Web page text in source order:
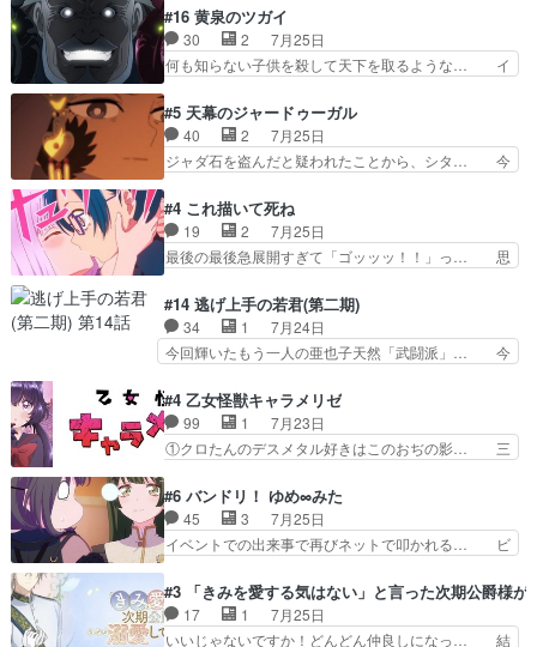
ッコロで始まってちょっ… バカおもろいやん
www実質まどマギやんけ… しかも実質的にエク
レールが倒したビルであ…
の花嫁は一見すると甘い夢、理想の天国… 玲夜さ
んのご両親の登場ですこの世に数多い… 玲夜のお
父さんが石田彰だったことに驚きを… 主人公自分
の立場わかって無さすぎやしまた… ヨミツガと
子にも優しいし可愛いしこの… ユキノさんから玲
夜の父親の話で、そのイメ… あやかしの頂点に立
つ鬼龍院家の現当主が息…
#16 黄泉のツガイ
30 2
7月25日
何も知らない子供を殺して天下を取るような… イ
いバトル回の最後に、予想外の引きシン… これっ
て作者が描きたいのは"ユルの物語"… デラさんの
秘密がちょっとわかった回、正直… 左さんと刀持
ちさんが対決♪あとどこぞのじ… 何処も彼処も言
く動いていてずっと胸が熱… 同時視聴｜
DaemonsRealm｜リア… これまで騙していた東
村を捨てて新郷家に来…
#5 天幕のジャードゥーガル
40 2
7月25日
ジャダ石を盗んだと疑われたことから、シタ… 今
ぶややこしいことになってたオープニン… テンポ
も良いし毎話良いところで引くから全… 盟友ドレ
ゲネ后との出会い。次週のドレゲネ… さて、登場
人物多いけどついていけるのか私… 今回は遂にド
んがめっちゃ可愛かったなド… まさかの展開にめ
ちゃくちゃテンション上が… チャガタイの所へ密
偵に行ったはずがドレゲ…
#4 これ描いて死ね
19 2
7月25日
最後の最後急展開すぎて「ゴッッッ！！」っ… 思
は泣かなかった！漫画描きのハウツー回… この作
品はこういうのをズバッとキメるの上… 藤子不二
雄に親しんだ人にはとてもフィット… 赤福のヌル
ヌルした動きとかネームを褒めら… 漫研が気にな
から新たな仲間まで。本作品… 今回エンディング
テーマが流れるのが早い（… この作品の世界に
も、一応デジタルという概…
#14 逃げ上手の若君(第二期)
34 1
7月24日
今回輝いたもう一人の亜也子天然「武闘派」… 今
逃れすら逃げ上手亜也子のアシストに支… そう
か、亜也子もまだ9歳なのか‥ときゆき… 「亜也
子のドキドキ・大作戦！・長寿丸を一… 目玉と耳
を相手に言葉で繰り広げる戰もノラ… 時代設定ど
からのいらすとやは草だった。… 今回は亜也子回
でしたね頼もしさと乙女らし… 貞宗、キモいギョ
ロ目としか思ってなかった…
#4 乙女怪獣キャラメリゼ
99 1
7月23日
①クロたんのデスメタル好きはこのおぢの影… 三
か好きになれんキャラだなぁ作品もイン… 相変わ
らず生物学者には見えないわね響野君… 正体を知
らないのにどちりも肯定してくれた… 黒絵がハル
ゴンになっても、南を助けて大事… OPにデスボ
心を許す、母の友達である光… 黒絵の可愛さレベ
ルが止まらない。南くんと… 黒絵の母とのやり取
りでエヴァの加持さん思…
#6 バンドリ！ ゆめ∞みた
45 3
7月25日
イベントでの出来事で再びネットで叩かれる… ビ
ラがまじで何がしたいかわからん！先生… 陰キャ
の間合いにスルっと入ってきて相手の… ビオラが
都子さんを籠絡しに来ててやばいぞ… マネージャ
#3 「きみを愛する気はない」と言った次期公爵様が
17 1
7月25日
いいじゃないですか！どんどん仲良しになっ… 結